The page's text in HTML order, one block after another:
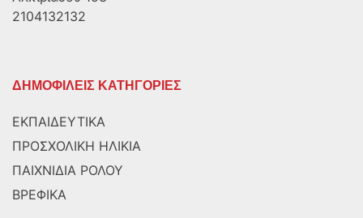
2104132132
ΔΗΜΟΦΙΛΕΙΣ ΚΑΤΗΓΟΡΙΕΣ
ΕΚΠΑΙΔΕΥΤΙΚΑ
ΠΡΟΣΧΟΛΙΚΗ ΗΛΙΚΙΑ
ΠΑΙΧΝΙΔΙΑ ΡΟΛΟΥ
ΒΡΕΦΙΚΑ